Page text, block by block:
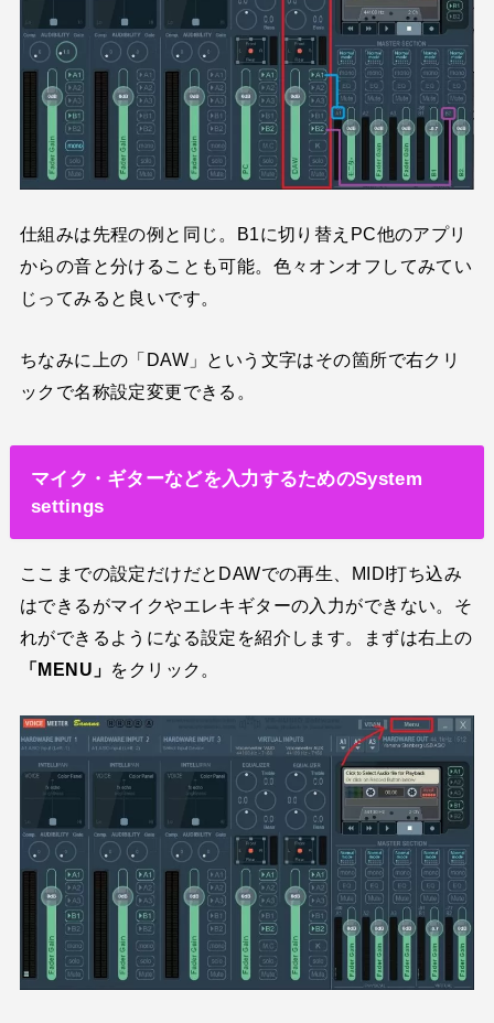
仕組みは先程の例と同じ。B1に切り替えPC他のアプリ
からの音と分けることも可能。色々オンオフしてみてい
じってみると良いです。
ちなみに上の「DAW」という文字はその箇所で右クリ
ックで名称設定変更できる。
マイク・ギターなどを入力するためのSystem
settings
ここまでの設定だけだとDAWでの再生、MIDI打ち込み
はできるがマイクやエレキギターの入力ができない。そ
れができるようになる設定を紹介します。まずは右上の
「MENU」 をクリック。